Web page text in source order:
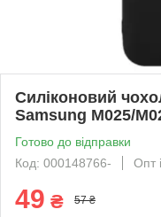
Силіконовий
Samsung M025/
Готово до відправки
Код: 000148766-
Опт
49 ₴ 57 ₴